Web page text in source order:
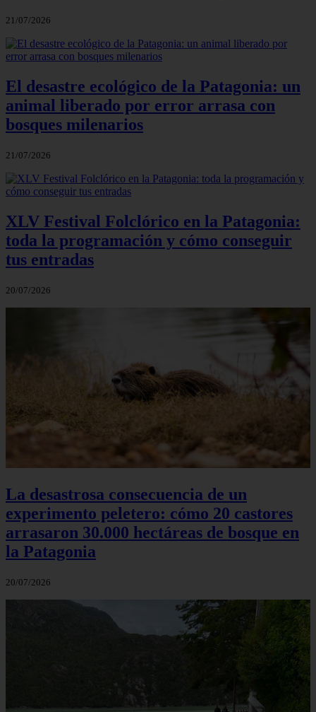
21/07/2026
El desastre ecológico de la Patagonia: un
animal liberado por error arrasa con
bosques milenarios
21/07/2026
XLV Festival Folclórico en la Patagonia:
toda la programación y cómo conseguir
tus entradas
20/07/2026
La desastrosa consecuencia de un
experimento peletero: cómo 20 castores
arrasaron 30.000 hectáreas de bosque en
la Patagonia
20/07/2026